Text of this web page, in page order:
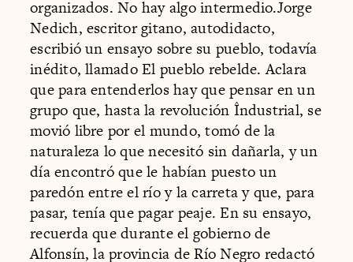
organizados. No hay algo intermedio.Jorge
Nedich, escritor gitano, autodidacto,
escribió un ensayo sobre su pueblo, todavía
inédito, llamado El pueblo rebelde. Aclara
que para entenderlos hay que pensar en un
grupo que, hasta la revolución Îndustrial, se
movió libre por el mundo, tomó de la
naturaleza lo que necesitó sin dañarla, y un
día encontró que le habían puesto un
paredón entre el río y la carreta y que, para
pasar, tenía que pagar peaje. En su ensayo,
recuerda que durante el gobierno de
Alfonsín, la provincia de Río Negro redactó